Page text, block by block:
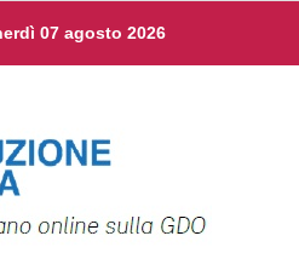
07 agosto 2026